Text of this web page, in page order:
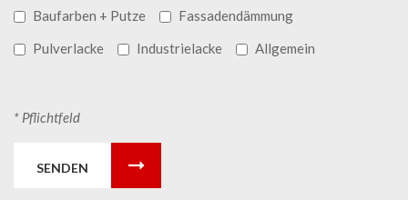
Baufarben + Putze
Fassadendämmung
Pulverlacke
Industrielacke Allgemein
* Pflichtfeld
SENDEN